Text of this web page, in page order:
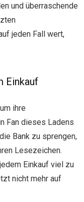
und überraschende
jeden Fall wert,
Einkauf
ihre
Fan dieses Ladens
Bank zu sprengen,
Lesezeichen.
Einkauf viel zu
nicht mehr auf